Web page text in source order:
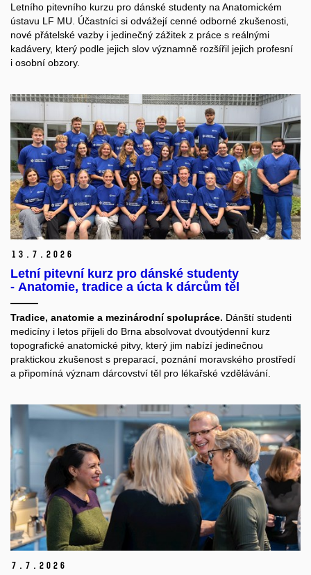
Letního pitevního kurzu pro dánské studenty na Anatomickém
ústavu LF MU. Účastníci si odvážejí cenné odborné zkušenosti,
nové přátelské vazby i jedinečný zážitek z práce s reálnými
kadávery, který podle jejich slov významně rozšířil jejich profesní
i osobní obzory.
13. 7. 2026
Letní pitevní kurz pro dánské studenty
- Anatomie, tradice a úcta k dárcům těl
Tradice, anatomie a mezinárodní spolupráce. Dánští studenti
medicíny i letos přijeli do Brna absolvovat dvoutýdenní kurz
topografické anatomické pitvy, který jim nabízí jedinečnou
praktickou zkušenost s preparací, poznání moravského prostředí
a připomíná význam dárcovství těl pro lékařské vzdělávání.
7. 7. 2026